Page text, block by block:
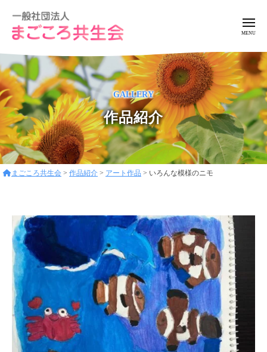
ン
ツ
へ
ス
キ
ッ
プ
般
社
団
法
人
ま
ご
共
生
会
ッ
ト
ホ
ー
ム
な
環
境
レ
ン
ド
ー
で
経
験
豊
メ
ニ
ー
GALLERY
作品紹介
まごころ共生会 > 作品紹介 > アート作品 > いろんな模様のニモ
般
社
団
法
人
ま
ご
こ
ろ
共
生
会